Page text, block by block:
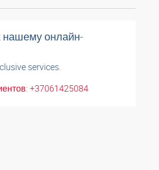
нашему онлайн-
services.
+37061425084